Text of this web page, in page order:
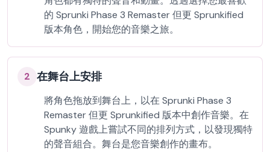
的 Sprunki Phase 3 Remaster 但更 Sprunkified
版本角色，開始您的音樂之旅。
2 在舞台上安排
將角色拖放到舞台上，以在 Sprunki Phase 3
Remaster 但更 Sprunkified 版本中創作音樂。在
Spunky 遊戲上嘗試不同的排列方式，以發現獨特
的聲音組合。舞台是您音樂創作的畫布。